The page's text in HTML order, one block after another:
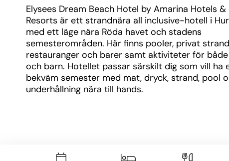
Elysees Dream Beach Hotel by Amarina Hotels &
Resorts är ett strandnära all inclusive-hotell i
med ett läge nära Röda havet och stadens
semesterområden. Här finns pooler, privat
restauranger och barer samt aktiviteter för både
och barn. Hotellet passar särskilt dig som vill ha
bekväm semester med mat, dryck, strand, pool
underhållning nära till hands.